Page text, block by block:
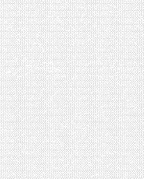
MARS 2024 FEAT.
[VIDÉO] LA
#JANVIER2024
[VIDÉO]
RECETTES